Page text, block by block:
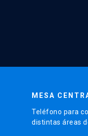
MESA
Teléfono para
distintas áreas